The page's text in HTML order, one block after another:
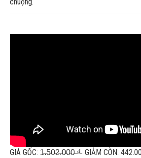
GIÁ GỐC: 1̵.̵5̵0̵2̵.̵0̵0̵0̵ ̵₫̵ GIẢM CÒN: